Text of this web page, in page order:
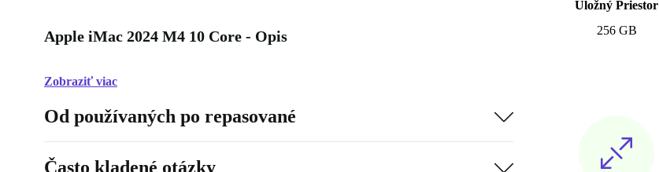
Úložný Priestor
256 GB
Apple iMac 2024 M4 10 Core - Opis
Zobraziť viac
Od používaných po repasované
Často kladené otázky